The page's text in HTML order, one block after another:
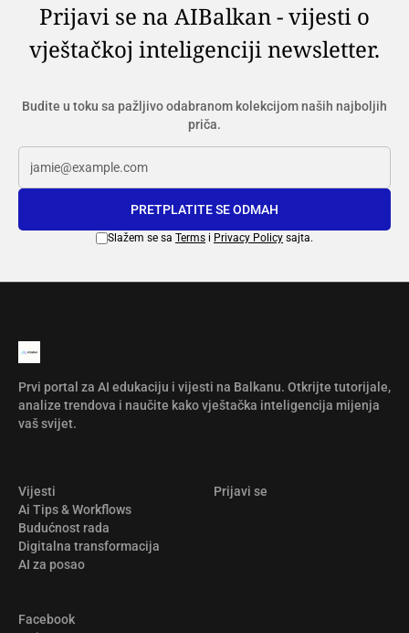
Prijavi se na AIBalkan - vijesti o
vještačkoj inteligenciji newsletter.
Budite u toku sa pažljivo odabranom kolekcijom naših najboljih
priča.
PRETPLATITE SE ODMAH
Slažem se sa Terms i Privacy Policy sajta.
Prvi portal za AI edukaciju i vijesti na Balkanu. Otkrijte tutorijale,
analize trendova i naučite kako vještačka inteligencija mijenja
vaš svijet.
Vijesti
Ai Tips & Workflows
Budućnost rada
Digitalna transformacija
AI za posao
Prijavi se
Facebook